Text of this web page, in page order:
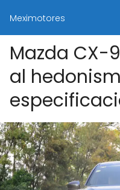
Meximotores
Mazda CX-
al